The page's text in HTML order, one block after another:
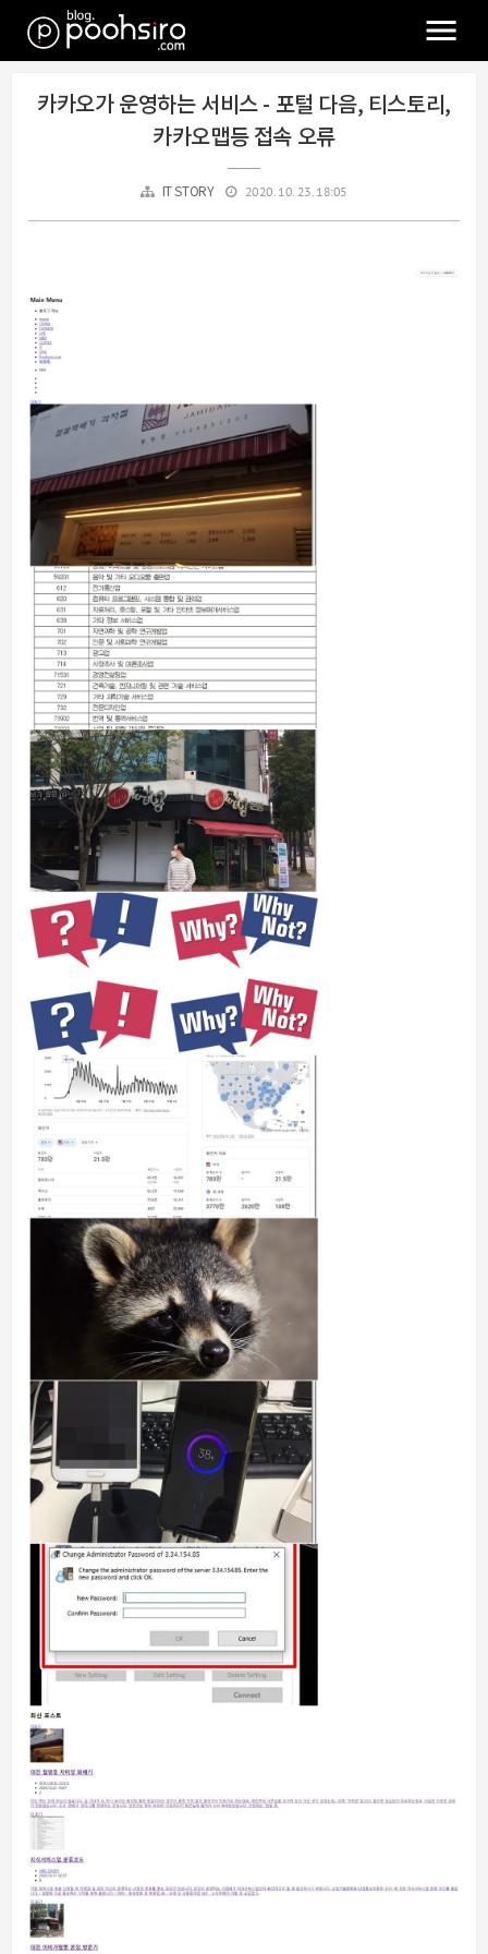
카카오가 운영하는 서비스 - 포털 다음, 티스토리,
카카오맵등 접속 오류
IT STORY 2020. 10. 23. 18:05